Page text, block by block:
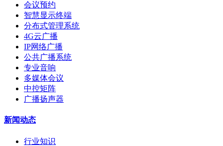
会议预约
智慧显示终端
分布式管理系统
4G云广播
IP网络广播
公共广播系统
专业音响
多媒体会议
中控矩阵
广播扬声器
新闻动态
行业知识